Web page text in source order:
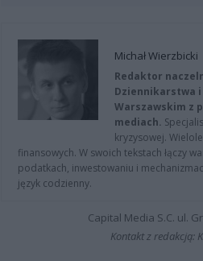
Michał Wierzbicki
Redaktor
Dziennikarstwa
Warszawskim z
mediach.
kryzysowej.
finansowych. W swoich tekstach łączy
podatkach, inwestowaniu i
język codzienny.
Capital Media S.C. ul.
Kontakt z redakcją: